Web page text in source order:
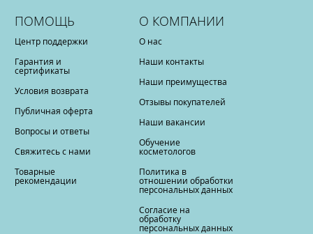
ПОМОЩЬ
Центр поддержки
Гарантия и
сертификаты
Условия возврата
Публичная оферта
Вопросы и ответы
Свяжитесь с нами
Товарные
рекомендации
О КОМПАНИИ
О нас
Наши контакты
Наши преимущества
Отзывы покупателей
Наши вакансии
Обучение
косметологов
Политика в
отношении обработки
персональных данных
Согласие на
обработку
персональных данных